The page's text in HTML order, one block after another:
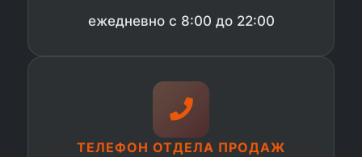
ежедневно с 8:00 до 22:00
ТЕЛЕФОН ОТДЕЛА ПРОДАЖ